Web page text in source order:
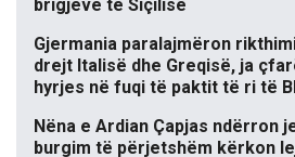
brigjeve të Siçilisë
Gjermania paralajmëron
drejt Italisë dhe Greqisë, ja
hyrjes në fuqi të paktit të ri të
Nëna e Ardian Çapjas ndërron
burgim të përjetshëm kërkon